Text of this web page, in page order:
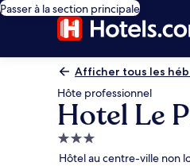
Passer à la section principale
Afficher tous les
Hôte professionnel
Hotel Le
Hébergement
3.0 étoiles
Hôtel au centre-ville non